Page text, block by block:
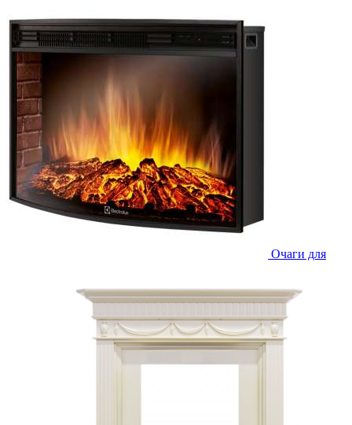
Очаги для